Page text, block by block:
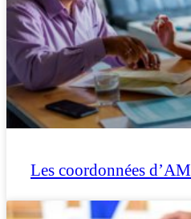
Les coordonnées